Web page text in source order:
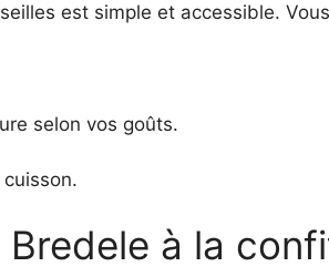
est simple et accessible.
selon vos goûts.
Bredele à la